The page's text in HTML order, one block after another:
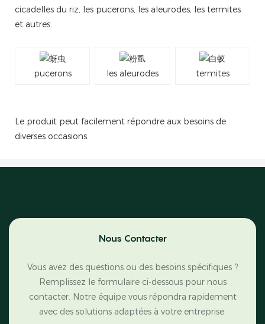
cicadelles du riz, les pucerons, les aleurodes, les termites
et autres.
pucerons les aleurodes termites
Le produit peut facilement répondre aux besoins de
diverses occasions.
Nous Contacter
Vous avez des questions ou des besoins spécifiques ?
Remplissez le formulaire ci-dessous pour nous
contacter. Notre équipe vous répondra rapidement
avec des solutions adaptées à votre entreprise.